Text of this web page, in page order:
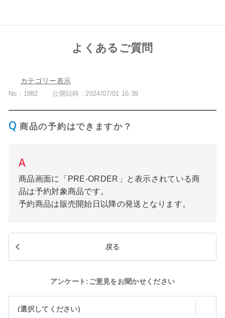
よくあるご質問
カテゴリー表示
No : 1882 公開日時 : 2024/07/01 16:39
商品の予約はできますか？
商品画面に「PRE-ORDER」と表示されている商
品は予約対象商品です。
予約商品は販売開始日以降の発送となります。
戻る
アンケート:ご意見をお聞かせください
(選択してください)